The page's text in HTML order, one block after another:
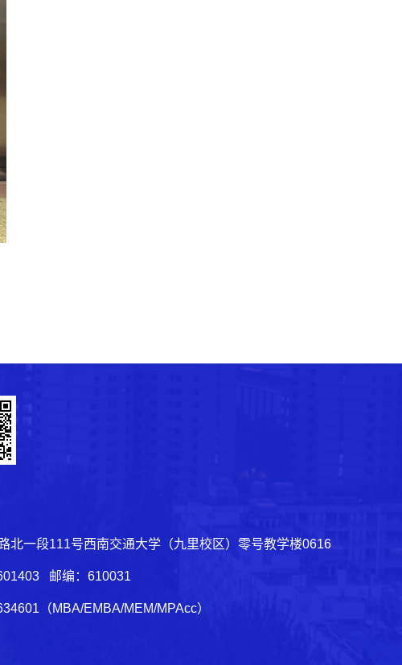
北一段111号西南交通大学（九里校区）零号教学楼0616
邮编：610031
（MBA/EMBA/MEM/MPAcc）